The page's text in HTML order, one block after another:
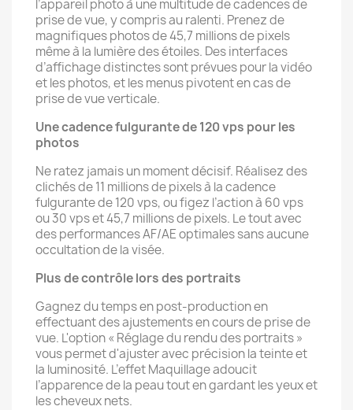
l’appareil photo à une multitude de cadences de
prise de vue, y compris au ralenti. Prenez de
magnifiques photos de 45,7 millions de pixels
même à la lumière des étoiles. Des interfaces
d’affichage distinctes sont prévues pour la vidéo
et les photos, et les menus pivotent en cas de
prise de vue verticale.
Une cadence fulgurante de 120 vps pour les
photos
Ne ratez jamais un moment décisif. Réalisez des
clichés de 11 millions de pixels à la cadence
fulgurante de 120 vps, ou figez l’action à 60 vps
ou 30 vps et 45,7 millions de pixels. Le tout avec
des performances AF/AE optimales sans aucune
occultation de la visée.
Plus de contrôle lors des portraits
Gagnez du temps en post-production en
effectuant des ajustements en cours de prise de
vue. L'option « Réglage du rendu des portraits »
vous permet d'ajuster avec précision la teinte et
la luminosité. L’effet Maquillage adoucit
l’apparence de la peau tout en gardant les yeux et
les cheveux nets.